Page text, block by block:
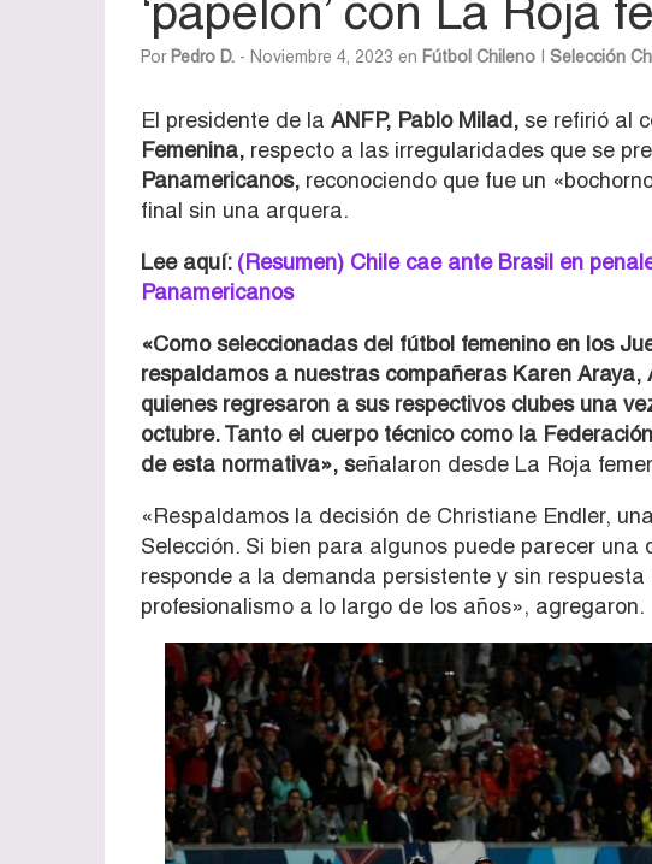
‘papelón’ con La Roja
Por Pedro D. - Noviembre 4, 2023 en Fútbol Chileno Selección
El presidente de la ANFP, Pablo Milad, se refirió al
Femenina, respecto a las irregularidades que se
Panamericanos, reconociendo que fue un
final sin una arquera.
Lee aquí:(Resumen) Chile cae ante Brasil en
Panamericanos
«Como seleccionadas del fútbol femenino en los
respaldamos a nuestras compañeras Karen
quienes regresaron a sus respectivos clubes una
octubre. Tanto el cuerpo técnico como la
de esta normativa», señalaron desde La Roja
«Respaldamos la decisión de Christiane Endler,
Selección. Si bien para algunos puede parecer una
responde a la demanda persistente y sin
profesionalismo a lo largo de los años», agregaron.